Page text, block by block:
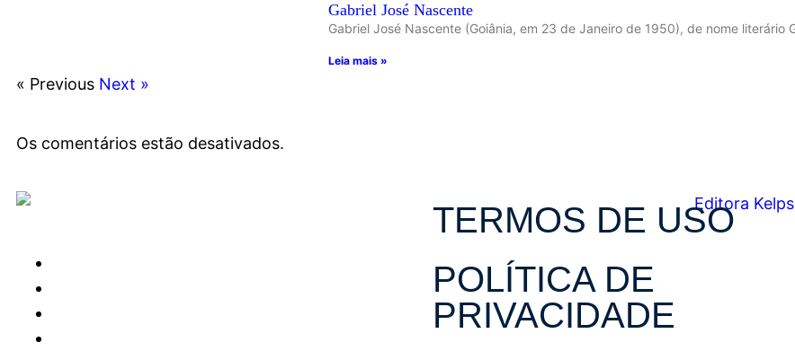
Gabriel José Nascente
Gabriel José Nascente (Goiânia, em 23 de Janeiro de 1950), de nome literário
Leia mais »
« Previous Next »
Os comentários estão desativados.
TERMOS DE USO
POLÍTICA DE
PRIVACIDADE